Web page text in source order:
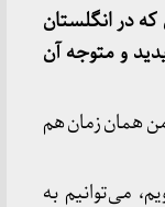
در انگلستان
و متوجه آن
همان زمان هم
می‌توانیم به